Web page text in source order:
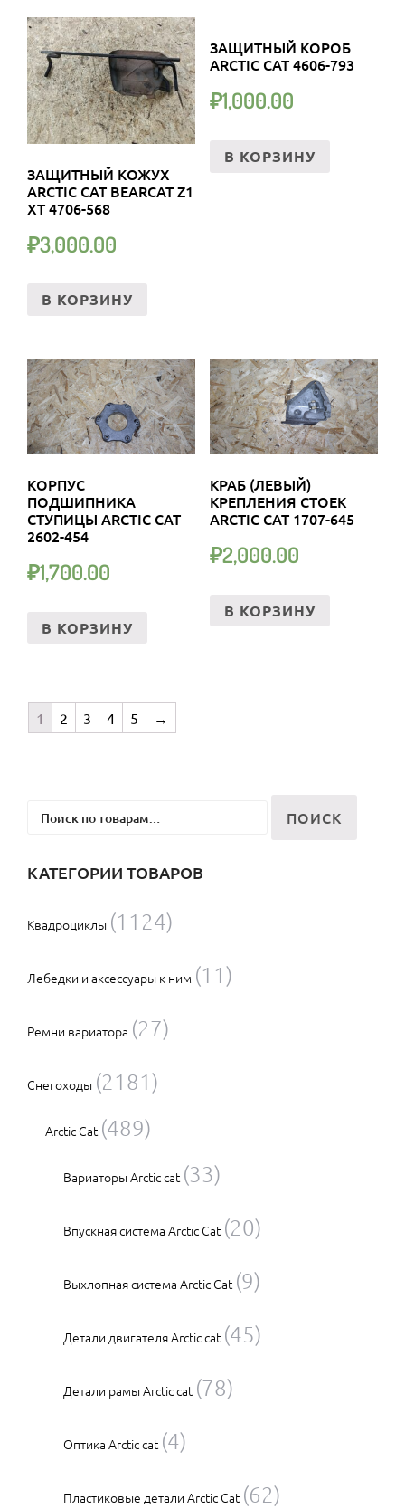
ЗАЩИТНЫЙ КОЖУХ
ARCTIC CAT BEARCAT Z1
XT 4706-568
₽3,000.00
В КОРЗИНУ
ЗАЩИТНЫЙ КОРОБ
ARCTIC CAT 4606-793
₽1,000.00
В КОРЗИНУ
КОРПУС
ПОДШИПНИКА
СТУПИЦЫ ARCTIC CAT
2602-454
₽1,700.00
В КОРЗИНУ
КРАБ (ЛЕВЫЙ)
КРЕПЛЕНИЯ СТОЕК
ARCTIC CAT 1707-645
₽2,000.00
В КОРЗИНУ
1 2 3 4 5 →
ПОИСК
КАТЕГОРИИ ТОВАРОВ
Квадроциклы (1124)
Лебедки и аксессуары к ним (11)
Ремни вариатора (27)
Снегоходы (2181)
Arctic Cat (489)
Вариаторы Arctic cat (33)
Впускная система Arctic Cat (20)
Выхлопная система Arctic Cat (9)
Детали двигателя Arctic cat (45)
Детали рамы Arctic cat (78)
Оптика Arctic cat (4)
Пластиковые детали Arctic Cat (62)